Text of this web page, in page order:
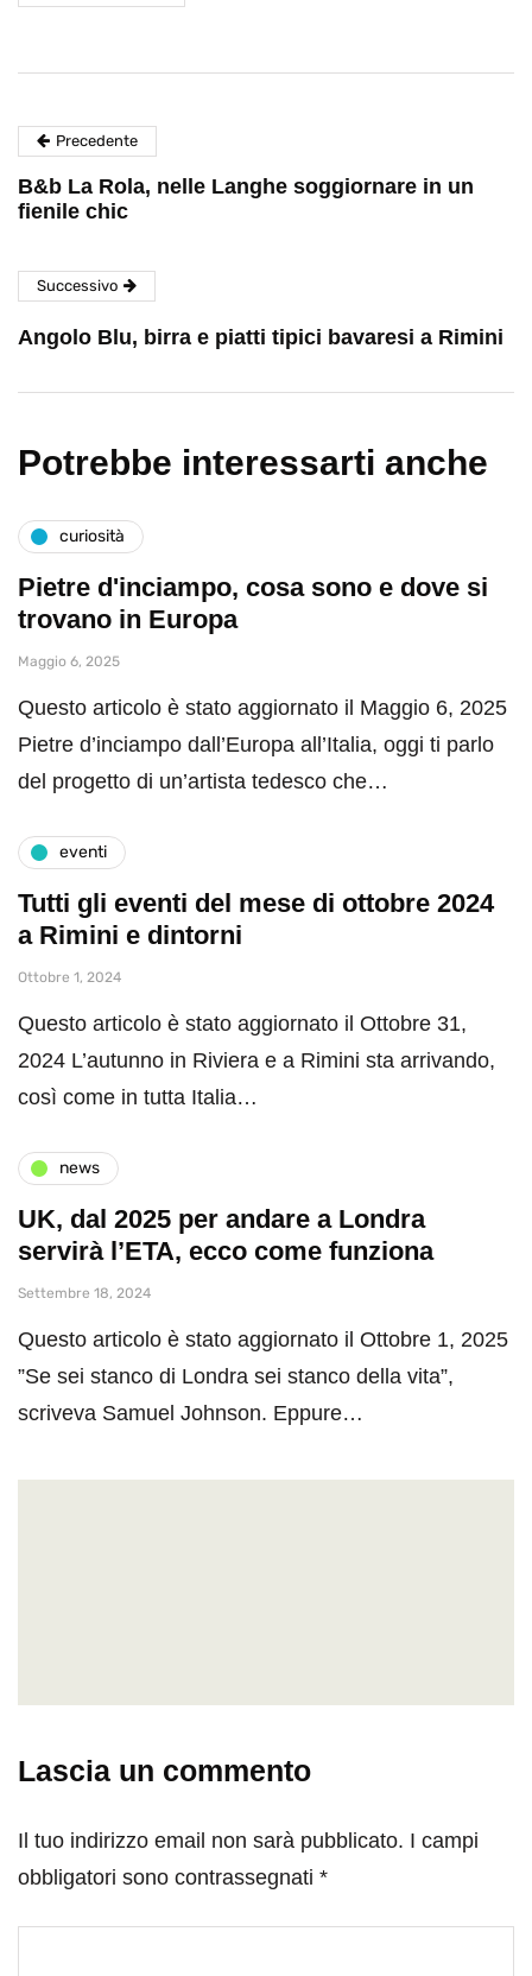
Precedente
B&b La Rola, nelle Langhe soggiornare in un
fienile chic
Successivo
Angolo Blu, birra e piatti tipici bavaresi a Rimini
Potrebbe interessarti anche
curiosità
Pietre d'inciampo, cosa sono e dove si
trovano in Europa
Maggio 6, 2025
Questo articolo è stato aggiornato il Maggio 6, 2025
Pietre d’inciampo dall’Europa all’Italia, oggi ti parlo
del progetto di un’artista tedesco che…
eventi
Tutti gli eventi del mese di ottobre 2024
a Rimini e dintorni
Ottobre 1, 2024
Questo articolo è stato aggiornato il Ottobre 31,
2024 L’autunno in Riviera e a Rimini sta arrivando,
così come in tutta Italia…
news
UK, dal 2025 per andare a Londra
servirà l’ETA, ecco come funziona
Settembre 18, 2024
Questo articolo è stato aggiornato il Ottobre 1, 2025
”Se sei stanco di Londra sei stanco della vita”,
scriveva Samuel Johnson. Eppure…
Lascia un commento
Il tuo indirizzo email non sarà pubblicato. I campi
obbligatori sono contrassegnati *